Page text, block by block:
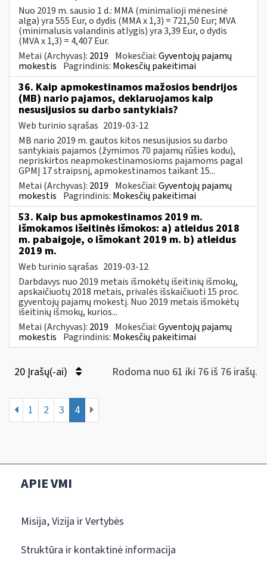
Nuo 2019 m. sausio 1 d.: MMA (minimalioji mėnesinė
alga) yra 555 Eur, o dydis (MMA x 1,3) = 721,50 Eur; MVA
(minimalusis valandinis atlygis) yra 3,39 Eur, o dydis
(MVA x 1,3) = 4,407 Eur.
Metai (Archyvas): 2019 Mokesčiai:Gyventojų pajamų
mokestis Pagrindinis: Mokesčių pakeitimai
36. Kaip apmokestinamos mažosios bendrijos
(MB) nario pajamos, deklaruojamos kaip
nesusijusios su darbo santykiais?
Web turinio sąrašas 2019-03-12
MB nario 2019 m. gautos kitos nesusijusios su darbo
santykiais pajamos (žymimos 70 pajamų rūšies kodu),
nepriskirtos neapmokestinamosioms pajamoms pagal
GPMĮ 17 straipsnį, apmokestinamos taikant 15...
Metai (Archyvas): 2019 Mokesčiai:Gyventojų pajamų
mokestis Pagrindinis: Mokesčių pakeitimai
53. Kaip bus apmokestinamos 2019 m.
išmokamos išeitinės išmokos: a) atleidus 2018
m. pabaigoje, o išmokant 2019 m. b) atleidus
2019 m.
Web turinio sąrašas 2019-03-12
Darbdavys nuo 2019 metais išmokėtų išeitinių išmokų,
apskaičiuotų 2018 metais, privalės išskaičiuoti 15 proc.
gyventojų pajamų mokestį. Nuo 2019 metais išmokėtų
išeitinių išmokų, kurios...
Metai (Archyvas): 2019 Mokesčiai:Gyventojų pajamų
mokestis Pagrindinis: Mokesčių pakeitimai
20 Įrašų(-ai) Rodoma nuo 61 iki 76 iš 76 irašų.
1 2 3 4
APIE VMI
Misija, Vizija ir Vertybės
Struktūra ir kontaktinė informacija